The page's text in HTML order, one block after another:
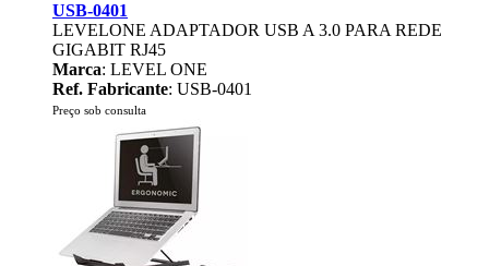
USB-0401
LEVELONE ADAPTADOR USB A 3.0 PARA REDE
GIGABIT RJ45
Marca: LEVEL ONE
Ref. Fabricante: USB-0401
Preço sob consulta